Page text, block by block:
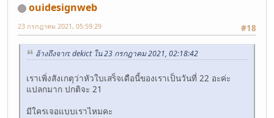
ouidesignweb
#18
23 กรกฎาคม 2021, 05:59:29
อ้างถึงจาก: dekict ใน 23 กรกฎาคม 2021, 02:18:42
เราเพิ่งสังเกตุว่าหัวใบเสร็จเดือนี้ของเราเป็นวันที่ 22 อะค่ะ
แปลกมาก ปกติจะ 21
มีใครเจอแบบเราไหมคะ